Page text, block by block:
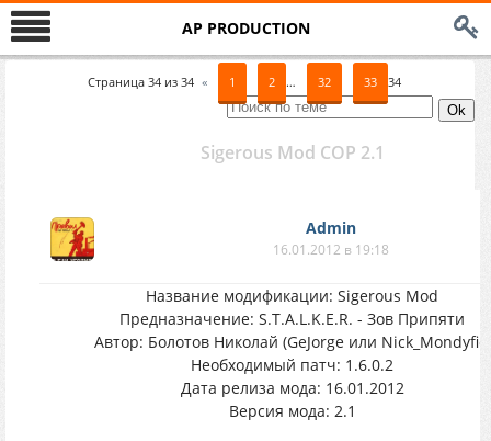
AP PRODUCTION
Страница 34из 34 « 1 2 … 32 33 34
Sigerous Mod COP 2.1
Аdmin
16.01.2012 в 19:18
Название модификации: Sigerous Mod
Предназначение: S.T.A.L.K.E.R. - Зов Припяти
Автор: Болотов Николай (GeJorge или Nick_Mondyfic)
Необходимый патч: 1.6.0.2
Дата релиза мода: 16.01.2012
Версия мода: 2.1